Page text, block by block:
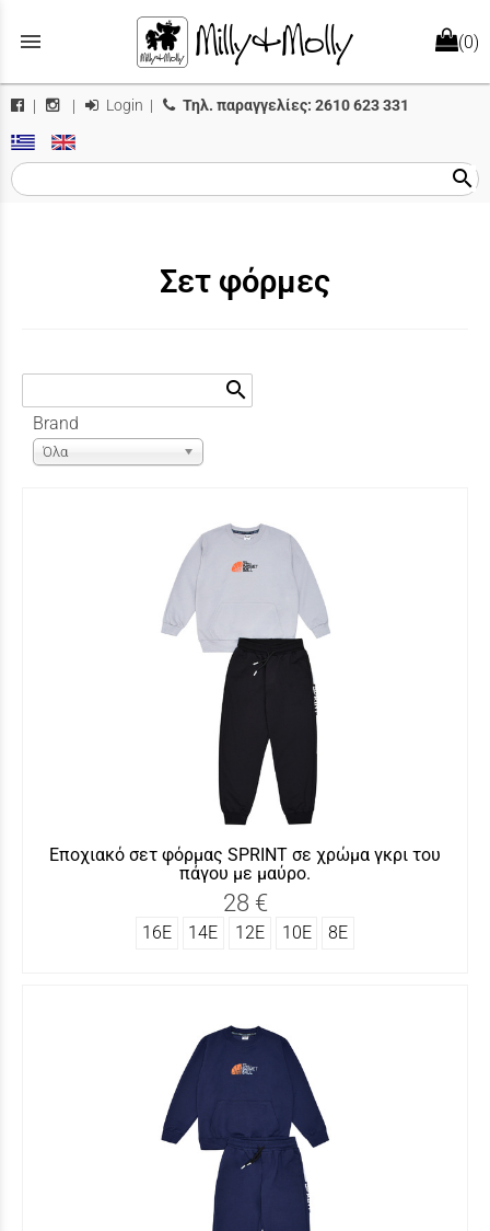
menu (0)
| | Login | Τηλ. παραγγελίες: 2610 623 331
search
Σετ φόρμες
search
Brand
Όλα
Εποχιακό σετ φόρμας SΡRINT σε χρώμα γκρι του
πάγου με μαύρο.
28 €
16Ε 14Ε 12Ε 10Ε 8Ε